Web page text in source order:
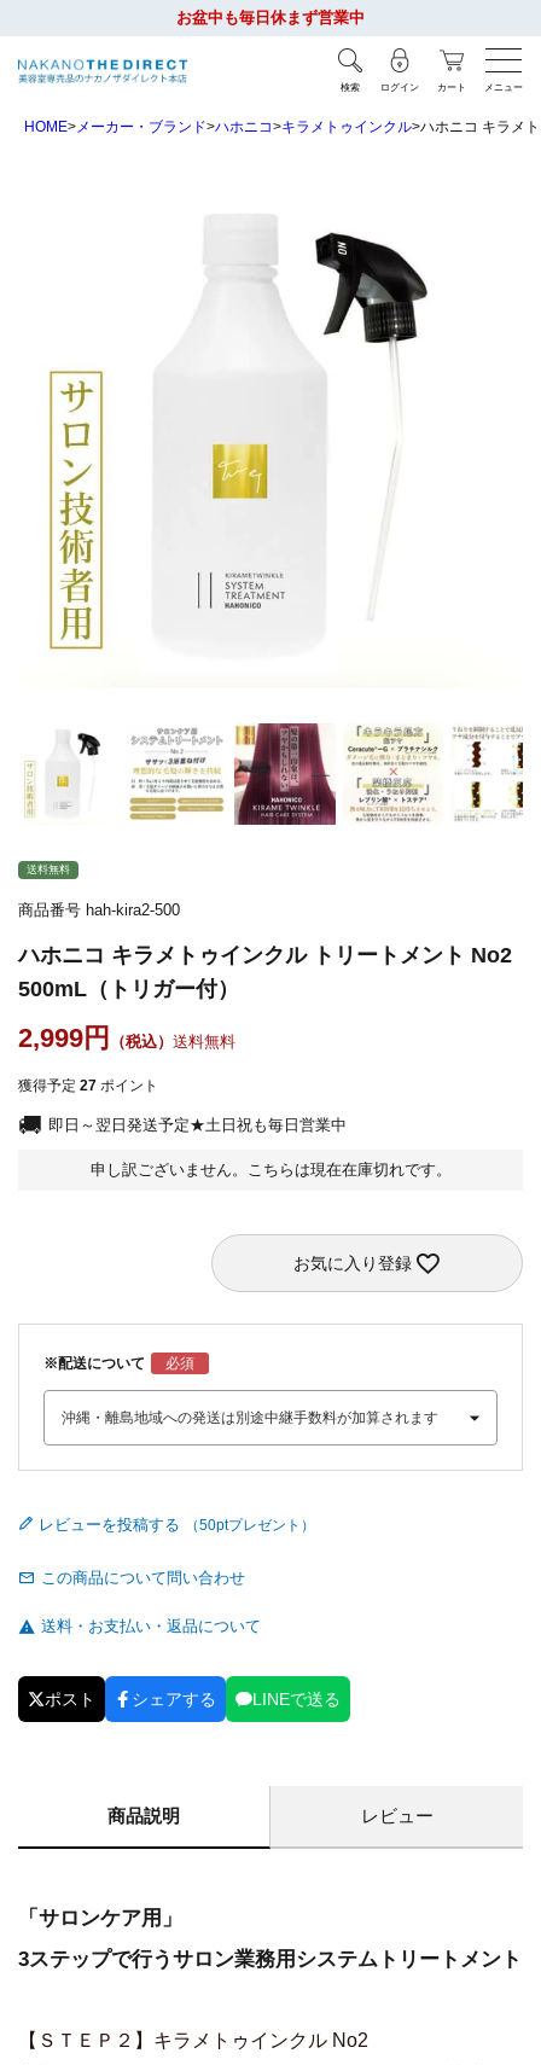
お盆中も毎日休まず営業中
検索 ログイン カート メニュー
HOME メーカー・ブランド ハホニコ キラメトゥインクル ハホニコ キラメ
送料無料
商品番号 hah-kira2-500
ハホニコ キラメトゥインクル トリートメント No2
500mL（トリガー付）
2,999 送料無料
獲得予定 27 ポイント
即日～翌日発送予定★土日祝も毎日営業中
申し訳ございません。こちらは現在在庫切れです。
お気に入り登録
※配送について
レビューを投稿する
この商品について問い合わせ
送料・お支払い・返品について
ポスト シェアする LINEで送る
商品説明 レビュー
「サロンケア用」
3ステップで行うサロン業務用システムトリートメント
【ＳＴＥＰ２】キラメトゥインクル No2